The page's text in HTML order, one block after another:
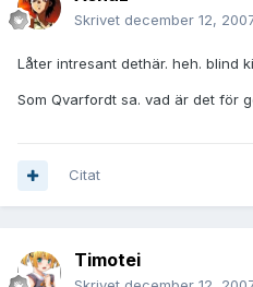
Skrivet december 12,
Låter intresant dethär. heh. blind
Som Qvarfordt sa. vad är det för
Citat
Timotei